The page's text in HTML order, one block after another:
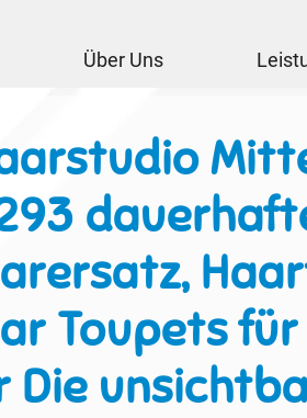
Über Uns
Toupets
Die